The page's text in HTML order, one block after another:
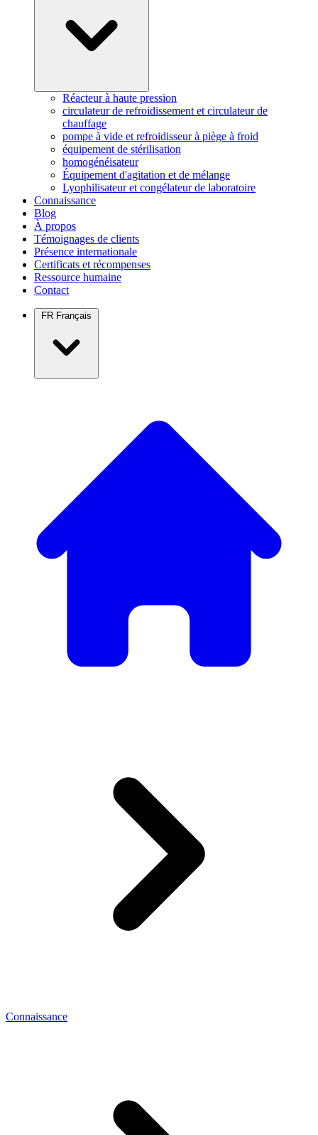
Réacteur à haute pression
circulateur de refroidissement et circulateur de
chauffage
pompe à vide et refroidisseur à piège à froid
équipement de stérilisation
homogénéisateur
Équipement d'agitation et de mélange
Lyophilisateur et congélateur de laboratoire
Connaissance
Blog
À propos
Témoignages de clients
Présence internationale
Certificats et récompenses
Ressource humaine
Contact
FR Français
Connaissance